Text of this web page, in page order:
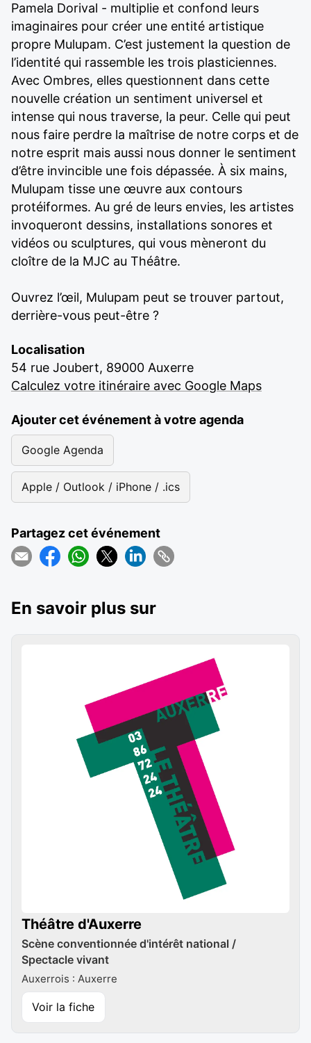
Pamela Dorival - multiplie et confond leurs
imaginaires pour créer une entité artistique
propre Mulupam. C’est justement la question de
l’identité qui rassemble les trois plasticiennes.
Avec Ombres, elles questionnent dans cette
nouvelle création un sentiment universel et
intense qui nous traverse, la peur. Celle qui peut
nous faire perdre la maîtrise de notre corps et de
notre esprit mais aussi nous donner le sentiment
d’être invincible une fois dépassée. À six mains,
Mulupam tisse une œuvre aux contours
protéiformes. Au gré de leurs envies, les artistes
invoqueront dessins, installations sonores et
vidéos ou sculptures, qui vous mèneront du
cloître de la MJC au Théâtre.
Ouvrez l’œil, Mulupam peut se trouver partout,
derrière-vous peut-être ?
Localisation
54 rue Joubert, 89000 Auxerre
Calculez votre itinéraire avec Google Maps
Ajouter cet événement à votre agenda
Google Agenda
Apple / Outlook / iPhone / .ics
Partagez cet événement
En savoir plus sur
Théâtre d'Auxerre
Scène conventionnée d'intérêt national /
Spectacle vivant
Auxerrois : Auxerre
Voir la fiche